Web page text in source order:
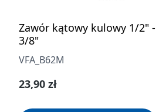
Zawór kątowy kulowy 1/2" -
3/8"
VFA_B62M
Cena regularna:
23,90 zł